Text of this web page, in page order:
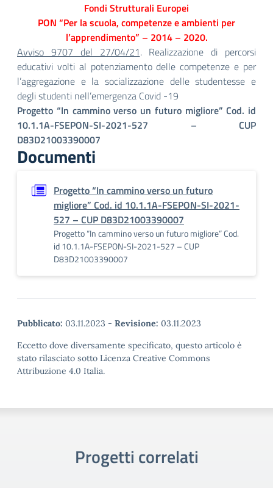
Fondi Strutturali Europei
PON “Per la scuola, competenze e ambienti per
l’apprendimento” – 2014 – 2020.
Avviso 9707 del 27/04/21. Realizzazione di percorsi
educativi volti al potenziamento delle competenze e per
l’aggregazione e la socializzazione delle studentesse e
degli studenti nell’emergenza Covid -19
Progetto “In cammino verso un futuro migliore” Cod. id
10.1.1A-FSEPON-SI-2021-527 – CUP
D83D21003390007
Documenti
Progetto “In cammino verso un futuro
migliore” Cod. id 10.1.1A-FSEPON-SI-2021-
527 – CUP D83D21003390007
Progetto “In cammino verso un futuro migliore” Cod.
id 10.1.1A-FSEPON-SI-2021-527 – CUP
D83D21003390007
Pubblicato: 03.11.2023 - Revisione: 03.11.2023
Eccetto dove diversamente specificato, questo articolo è
stato rilasciato sotto Licenza Creative Commons
Attribuzione 4.0 Italia.
Progetti correlati